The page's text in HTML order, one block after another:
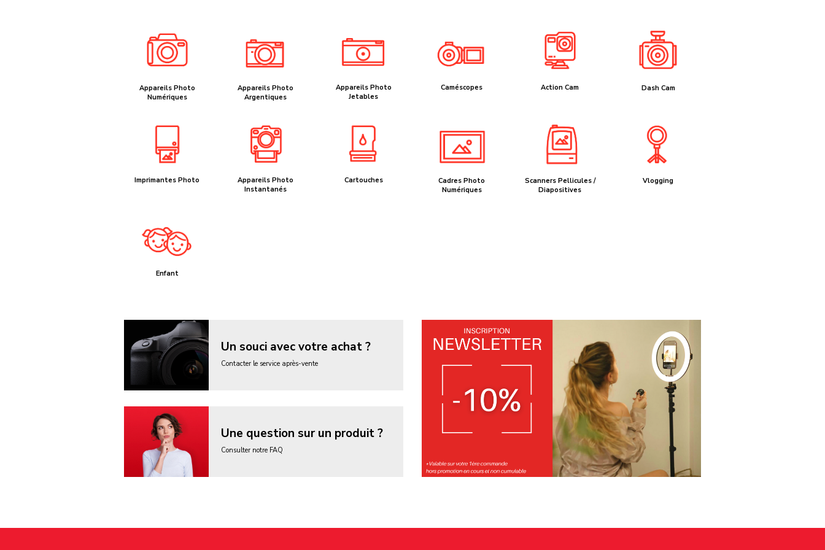
Appareils Photo
Numériques
Appareils Photo
Argentiques
Appareils Photo
Jetables
Caméscopes Action Cam Dash Cam
Imprimantes Photo
Appareils Photo
Instantanés
Cartouches
Cadres Photo
Numériques
Scanners Pellicules /
Diapositives
Vlogging
Enfant
Un souci avec votre achat ?
Contacter le service après-vente
Une question sur un produit ?
Consulter notre FAQ